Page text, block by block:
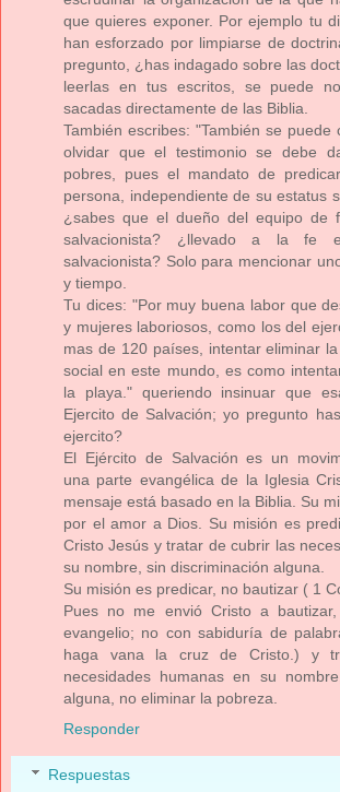
que quieres exponer. Por ejemplo tu
han esforzado por limpiarse de
pregunto, ¿has indagado sobre las
leerlas en tus escritos, se puede
sacadas directamente de las Biblia.
También escribes: "También se
olvidar que el testimonio se debe
pobres, pues el mandato de
persona, independiente de su estatus
¿sabes que el dueño del equipo de
salvacionista? ¿llevado a la fe
salvacionista? Solo para mencionar
y tiempo.
Tu dices: "Por muy buena labor que
y mujeres laboriosos, como los del
mas de 120 países, intentar eliminar
social en este mundo, es como
la playa." queriendo insinuar que
Ejercito de Salvación; yo pregunto
ejercito?
El Ejército de Salvación es un
una parte evangélica de la Iglesia
mensaje está basado en la Biblia. Su
por el amor a Dios. Su misión es
Cristo Jesús y tratar de cubrir las
su nombre, sin discriminación alguna.
Su misión es predicar, no bautizar ( 1
Pues no me envió Cristo a
evangelio; no con sabiduría de
haga vana la cruz de Cristo.) y
necesidades humanas en su
alguna, no eliminar la pobreza.
Responder
Respuestas